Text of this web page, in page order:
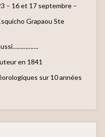
– 16 et 17 septembre –
Grapaou Ste
en 1841
sur 10 années